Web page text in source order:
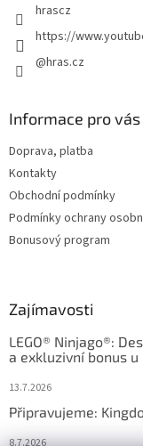
hrascz
https://
@hras.cz
Informace pro vás
Doprava, platba
Kontakty
Obchodní podmínky
Podmínky ochrany
Bonusový program
Zajímavosti
LEGO® Ninjago®:
a exkluzivní bonus u
13.7.2026
Připravujeme:
8.7.2026